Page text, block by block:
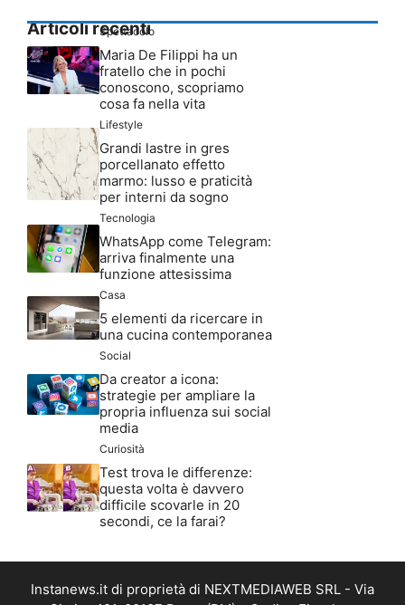
Articoli recenti
Spettacolo
Maria De Filippi ha un
fratello che in pochi
conoscono, scopriamo
cosa fa nella vita
Lifestyle
Grandi lastre in gres
porcellanato effetto
marmo: lusso e praticità
per interni da sogno
Tecnologia
WhatsApp come Telegram:
arriva finalmente una
funzione attesissima
Casa
5 elementi da ricercare in
una cucina contemporanea
Social
Da creator a icona:
strategie per ampliare la
propria influenza sui social
media
Curiosità
Test trova le differenze:
questa volta è davvero
difficile scovarle in 20
secondi, ce la farai?
Instanews.it di proprietà di NEXTMEDIAWEB SRL - Via